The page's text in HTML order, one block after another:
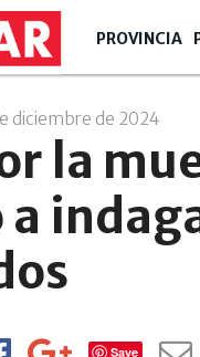
PROVINCIA
diciembre de 2024
la
a
Save